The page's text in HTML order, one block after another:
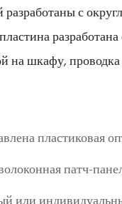
с
на шкафу,
​​пластиковая
патч-